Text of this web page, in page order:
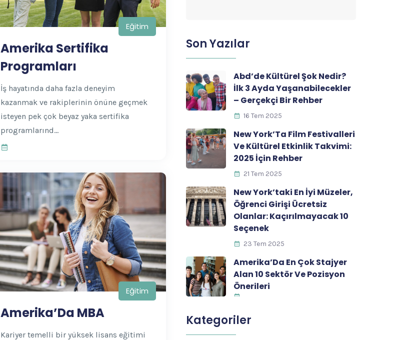
Eğitim
Amerika Sertifika
Programları
İş hayatında daha fazla deneyim
kazanmak ve rakiplerinin önüne geçmek
isteyen pek çok beyaz yaka sertifika
programlarınd...
Eğitim
Amerika’Da MBA
Kariyer temelli bir yüksek lisans eğitimi
Son Yazılar
Abd’de Kültürel Şok Nedir?
İlk 3 Ayda Yaşanabilecekler
– Gerçekçi Bir Rehber
16 Tem 2025
New York’Ta Film Festivalleri
Ve Kültürel Etkinlik Takvimi:
2025 İçin Rehber
21 Tem 2025
New York’taki En İyi Müzeler,
Öğrenci Girişi Ücretsiz
Olanlar: Kaçırılmayacak 10
Seçenek
23 Tem 2025
Amerika’Da En Çok Stajyer
Alan 10 Sektör Ve Pozisyon
Önerileri
Kategoriler